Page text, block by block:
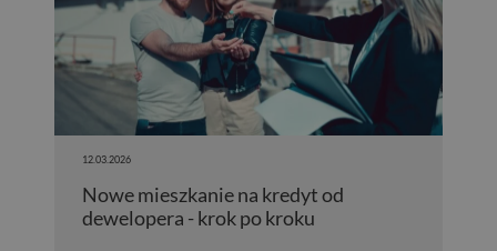
12.03.2026
Nowe mieszkanie na kredyt od
dewelopera - krok po kroku